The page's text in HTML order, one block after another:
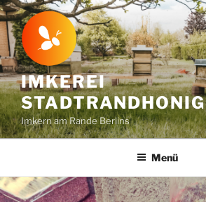
Zum
Inhalt
springen
IMKEREI
STADTRANDHONIG
Imkern am Rande Berlins
Menü